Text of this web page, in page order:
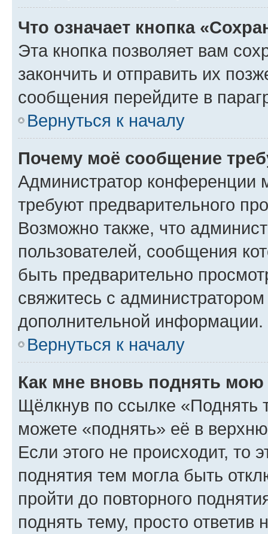
Что означает кнопка
Эта кнопка позволяет вам
закончить и отправить их
сообщения перейдите в
Вернуться к началу
Почему моё сообщение
Администратор конференции
требуют предварительного
Возможно также, что
пользователей, сообщения
быть предварительно
свяжитесь с
дополнительной информации.
Вернуться к началу
Как мне вновь поднять мою
Щёлкнув по ссылке «Поднять
можете «поднять» её в
Если этого не происходит, то
поднятия тем могла быть
пройти до повторного
поднять тему, просто ответив